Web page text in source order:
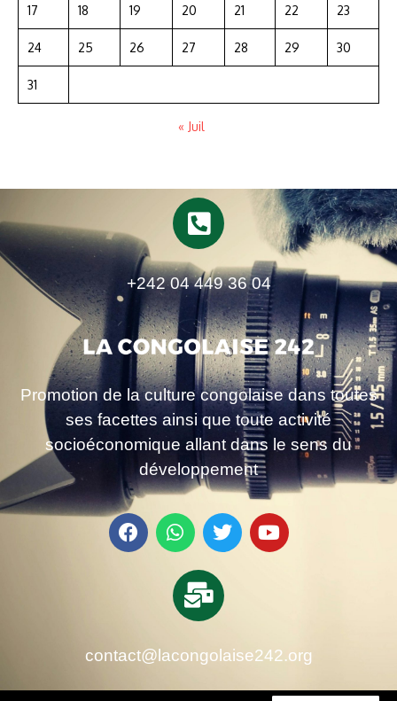
17 18 19 20 21 22 23
24 25 26 27 28 29 30
31
« Juil
+242 04 449 36 04
Promotion de la culture congolaise dans toutes
ses facettes ainsi que toute activité
socioéconomique allant dans le sens du
développement
contact@lacongolaise242.org